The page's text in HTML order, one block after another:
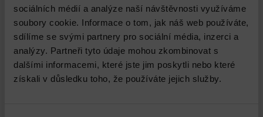
sociálních médií a analýze naší návštěvnosti využíváme
soubory cookie. Informace o tom, jak náš web používáte,
sdílíme se svými partnery pro sociální média, inzerci a
analýzy. Partneři tyto údaje mohou zkombinovat s
dalšími informacemi, které jste jim poskytli nebo které
získali v důsledku toho, že používáte jejich služby.
VMware vSphere Instalace a implementace